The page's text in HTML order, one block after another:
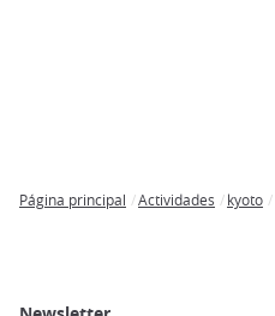
Página principal Actividades kyoto